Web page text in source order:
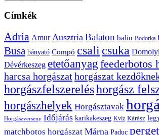
Címkék
Adria Amur Ausztria Balaton balin Bodorka
Busa bányató Compó csali csuka
Dévérkeszeg etetőanyag feederbotos
harcsa horgászathorgászat
horgászfelszereléshorgász
horgászhelyek Horgásztavak
Horgászverseny Időjárás karikakeszeg Kvíz Kárász
matchbotos horgászat Márna Paduc